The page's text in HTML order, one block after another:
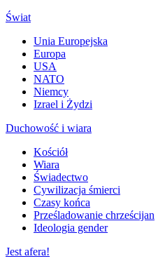
Świat
Unia Europejska
Europa
USA
NATO
Niemcy
Izrael i Żydzi
Duchowość i wiara
Kościół
Wiara
Świadectwo
Cywilizacja śmierci
Czasy końca
Prześladowanie chrześcijan
Ideologia gender
Jest afera!